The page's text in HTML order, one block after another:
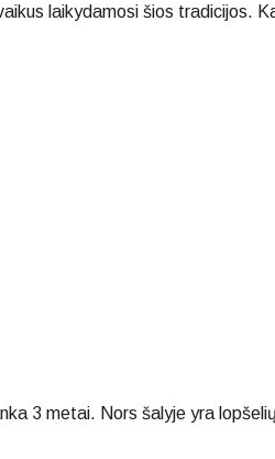
laikydamosi šios tradicijos.
3 metai. Nors šalyje yra